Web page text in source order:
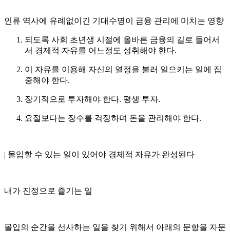
인류 역사에 유례없이긴 기대수명이 금융 관리에 미치는 영향
되도록 사회 초년생 시절에 올바른 금융의 길로 들어서
서 경제적 자유를 어느정도 성취해야 한다.
이 자유를 이용해 자신의 열정을 불러 일으키는 일에 집
중해야 한다.
장기적으로 투자해야 한다. 평생 투자.
요절보다는 장수를 걱정하며 돈을 관리해야 한다.
| 몰입할 수 있는 일이 있어야 경제적 자유가 완성된다
내가 진정으로 즐기는 일
몰입의 순간을 선사하는 일을 찾기 위해서 아래의 문항을 자문